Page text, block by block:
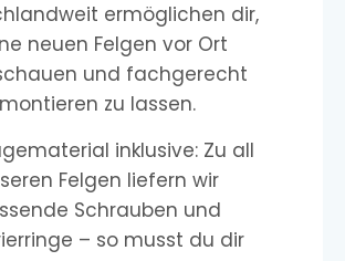
ermöglichen dir,
neuen Felgen vor Ort
und fachgerecht
montieren zu lassen.
inklusive: Zu all
Felgen liefern wir
Schrauben und
– so musst du dir